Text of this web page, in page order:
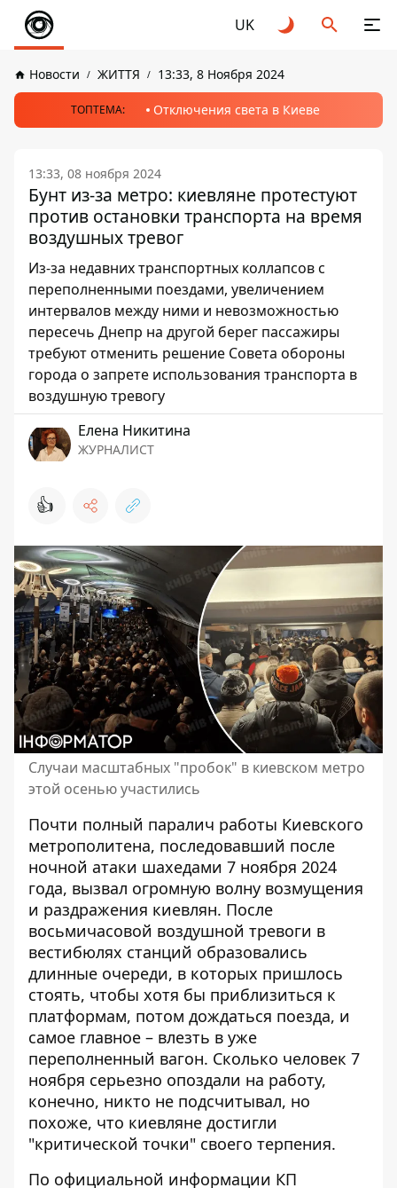
UK
Новости ЖИТТЯ 13:33, 8 Ноября 2024
ТОПТЕМА: Отключения света в Киеве
13:33, 08 ноября 2024
Бунт из-за метро: киевляне протестуют
против остановки транспорта на время
воздушных тревог
Из-за недавних транспортных коллапсов с
переполненными поездами, увеличением
интервалов между ними и невозможностью
пересечь Днепр на другой берег пассажиры
требуют отменить решение Совета обороны
города о запрете использования транспорта в
воздушную тревогу
Елена Никитина
ЖУРНАЛИСТ
👍
Случаи масштабных "пробок" в киевском метро
этой осенью участились
Почти полный паралич работы Киевского
метрополитена, последовавший после
ночной атаки шахедами 7 ноября 2024
года, вызвал огромную волну возмущения
и раздражения киевлян. После
восьмичасовой воздушной тревоги в
вестибюлях станций образовались
длинные очереди, в которых пришлось
стоять, чтобы хотя бы приблизиться к
платформам, потом дождаться поезда, и
самое главное – влезть в уже
переполненный вагон. Сколько человек 7
ноября серьезно опоздали на работу,
конечно, никто не подсчитывал, но
похоже, что киевляне достигли
"критической точки" своего терпения.
По официальной информации КП